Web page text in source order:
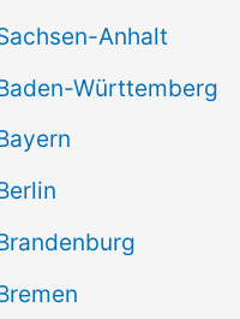
Anhalt
Württemberg